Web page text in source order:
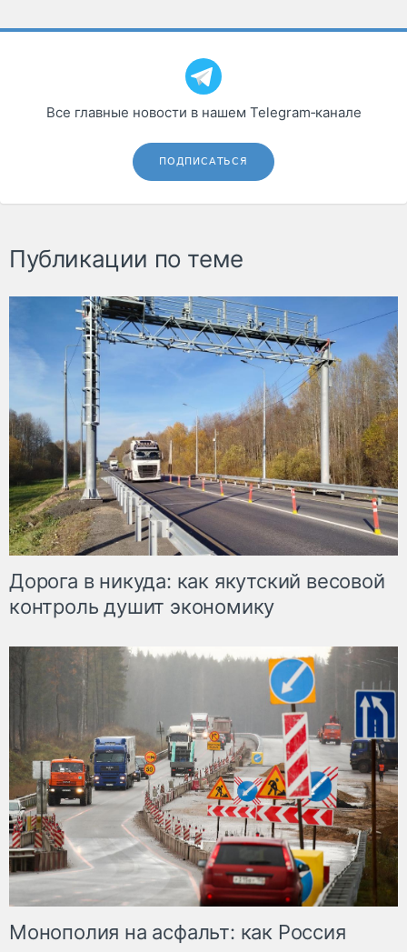
Все главные новости в нашем Telegram‑канале
ПОДПИСАТЬСЯ
Публикации по теме
Дорога в никуда: как якутский весовой
контроль душит экономику
Монополия на асфальт: как Россия